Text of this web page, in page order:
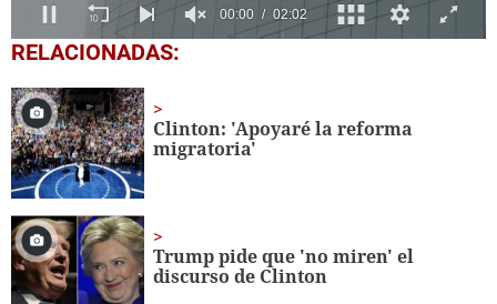
0
seconds
2
minutes,
2
seconds
RELACIONADAS:
Clinton: 'Apoyaré la reforma
migratoria'
Trump pide que 'no miren' el
discurso de Clinton